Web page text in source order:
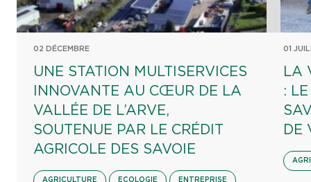
02 DÉCEMBRE
UNE STATION MULTISERVICES
INNOVANTE AU CŒUR DE LA
VALLÉE DE L’ARVE,
SOUTENUE PAR LE CRÉDIT
AGRICOLE DES SAVOIE
AGRICULTURE ECOLOGIE ENTREPRISE
01
LA
:
DE